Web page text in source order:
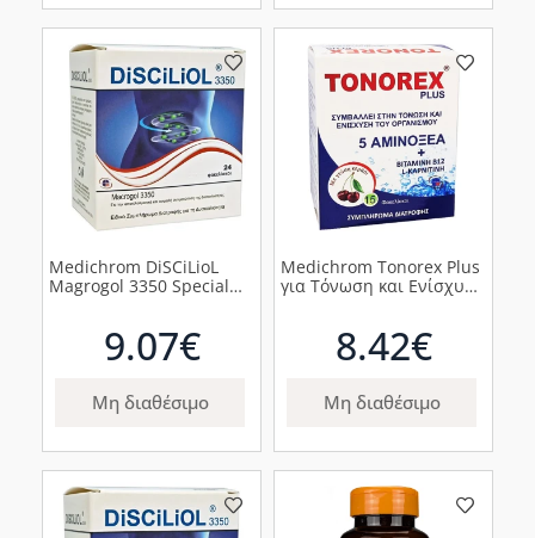
Medichrom DiSCiLioL
Magrogol 3350 Special
Δυσκοιλιότητας, 24τμχ
9.07€
Μη διαθέσιμο
Medichrom Tonorex Plus
για Τόνωση και Ενίσχυση
L-Καρνιτίνη με Γεύση
Κεράσι, 15τμχ
8.42€
Μη διαθέσιμο